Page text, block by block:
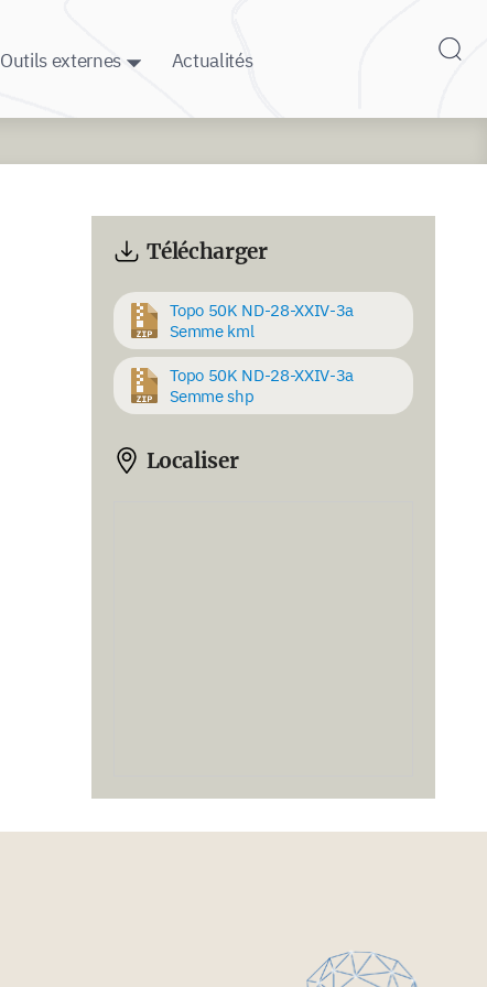
Outils externes Actualités
Télécharger
Topo 50K ND-28-XXIV-3a
Semme kml
Topo 50K ND-28-XXIV-3a
Semme shp
Localiser